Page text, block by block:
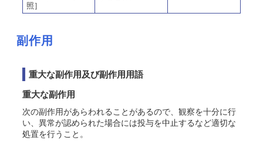
照］
副作用
重大な副作用及び副作用用語
重大な副作用
次の副作用があらわれることがあるので、観察を十分に行
い、異常が認められた場合には投与を中止するなど適切な
処置を行うこと。